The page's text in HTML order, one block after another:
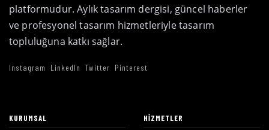
platformudur. Aylık tasarım dergisi, güncel haberler
ve profesyonel tasarım hizmetleriyle tasarım
topluluğuna katkı sağlar.
Instagram LinkedIn Twitter Pinterest
KURUMSAL HIZMETLER